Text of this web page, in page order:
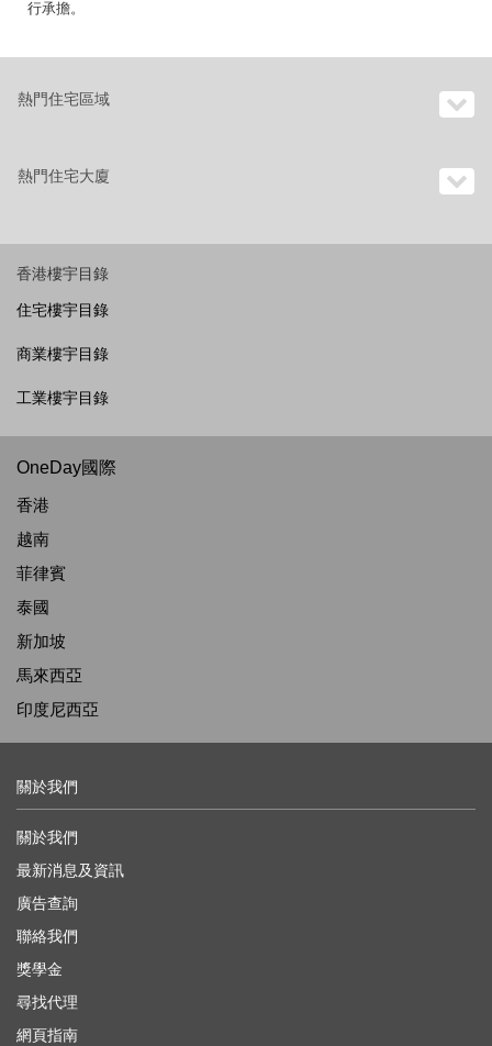
行承擔。
熱門住宅區域
熱門住宅大廈
香港樓宇目錄
住宅樓宇目錄
商業樓宇目錄
工業樓宇目錄
OneDay國際
香港
越南
菲律賓
泰國
新加坡
馬來西亞
印度尼西亞
關於我們
關於我們
最新消息及資訊
廣告查詢
聯絡我們
獎學金
尋找代理
網頁指南